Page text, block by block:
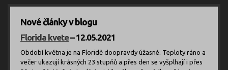
Nové články v blogu
Florida kvete– 12.05.2021
Období května je na Floridě doopravdy úžasné. Teploty ráno a
večer ukazují krásných 23 stupňů a přes den se vyšplhají i přes